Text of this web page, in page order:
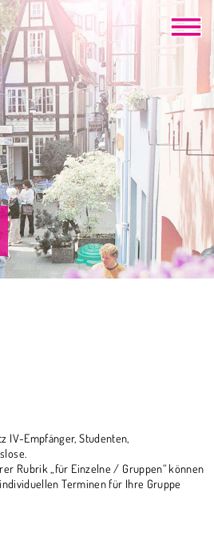
IV-Empfänger, Studenten,
Rubrik „für Einzelne / Gruppen“ können
Terminen für Ihre Gruppe